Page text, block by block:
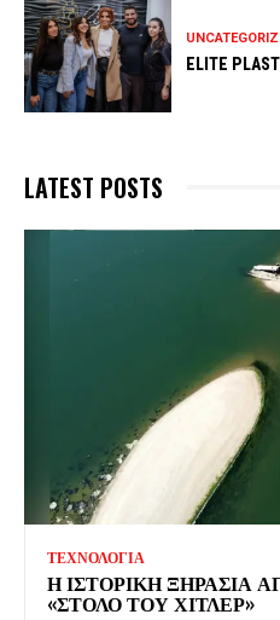
ELITE
LATEST POSTS
ΤΕΧΝΟΛΟΓΙΑ
Η ΙΣΤΟΡΙΚΗ ΞΗΡΑΣΙΑ
«ΣΤΟΛΟ ΤΟΥ ΧΙΤΛΕΡ»